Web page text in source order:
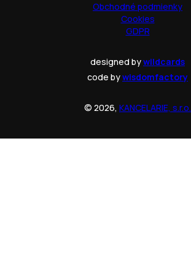
Obchodné podmienky
Cookies
GDPR
designed bywildcards
code bywisdomfactory
© 2026, KANCELARIE, s.r.o.